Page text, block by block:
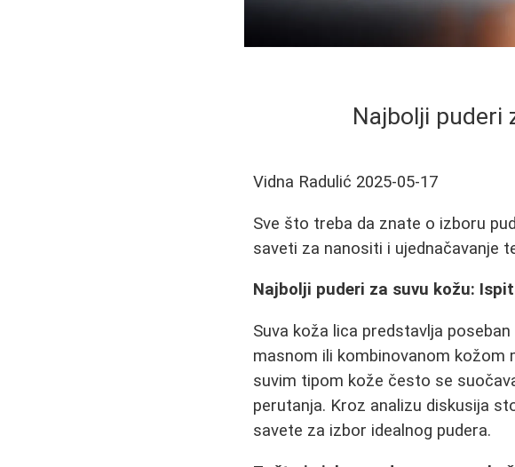
Najbolji puderi
Vidna Radulić 2025-05-17
Sve što treba da znate o izboru
saveti za nanositi i ujednačavanje
Najbolji puderi za suvu kožu:
Suva koža lica predstavlja
masnom ili kombinovanom
suvim tipom kože često se
perutanja. Kroz analizu diskusija
savete za izbor idealnog pudera.